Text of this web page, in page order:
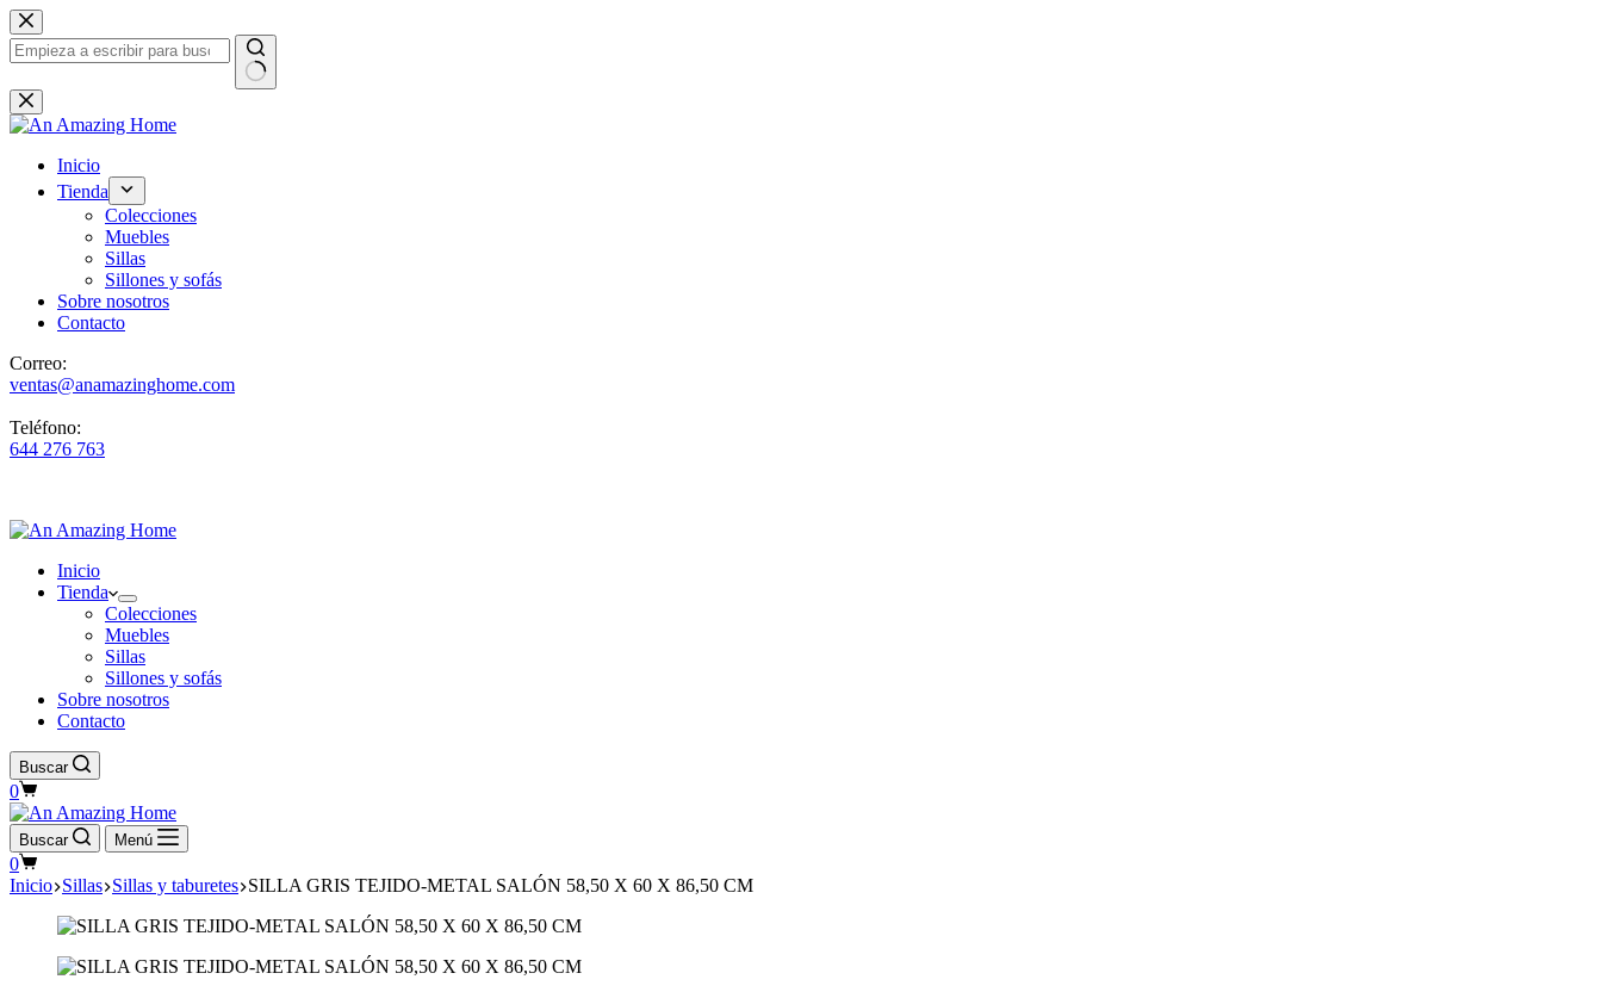
Saltar
al
contenido
Sin
resultados
Inicio
Tienda
Colecciones
Muebles
Sillas
Sillones y sofás
Sobre nosotros
Contacto
Correo:
ventas@anamazinghome.com
Teléfono:
644 276 763
Inicio
Tienda
Colecciones
Muebles
Sillas
Sillones y sofás
Sobre nosotros
Contacto
Buscar
Carro
de
compra
0
Buscar Menú
Carro
de
0
Inicio Sillas Sillas y taburetes SILLA GRIS TEJIDO-METAL SALÓN 58,50 X 60 X 86,50 CM